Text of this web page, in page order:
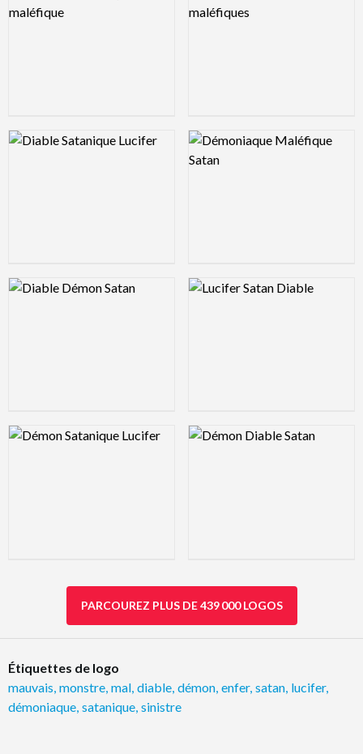
Logo Preview Image Logo Preview Image
Logo Preview Image Logo Preview Image
Logo Preview Image Logo Preview Image
PARCOUREZ PLUS DE 439 000 LOGOS
Étiquettes de logo
mauvais monstre mal diable démon enfer, satan lucifer,
démoniaque satanique sinistre